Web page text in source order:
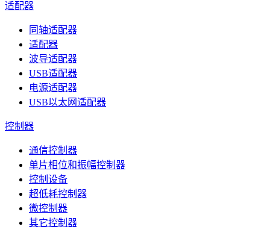
适配器
同轴适配器
适配器
波导适配器
USB适配器
电源适配器
USB以太网适配器
控制器
通信控制器
单片相位和振幅控制器
控制设备
超低耗控制器
微控制器
其它控制器